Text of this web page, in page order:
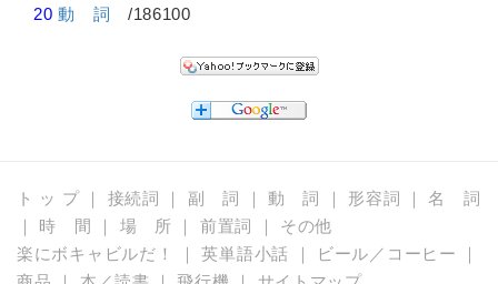
20 動 詞 /186100
ト ッ プ｜ 接続詞 ｜ 副 詞 ｜ 動 詞 ｜ 形容詞 ｜名 詞
｜ 時 間 ｜ 場 所 ｜ 前置詞 ｜ その他
楽にボキャビルだ！
｜英単語小話 ｜ ビール／コーヒー ｜